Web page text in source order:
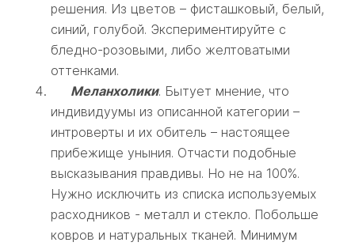
решения. Из цветов – фисташковый, белый,
синий, голубой. Экспериментируйте с
бледно-розовыми, либо желтоватыми
оттенками.
Меланхолики. Бытует мнение, что
индивидуумы из описанной категории –
интроверты и их обитель – настоящее
прибежище уныния. Отчасти подобные
высказывания правдивы. Но не на 100%.
Нужно исключить из списка используемых
расходников - металл и стекло. Побольше
ковров и натуральных тканей. Минимум